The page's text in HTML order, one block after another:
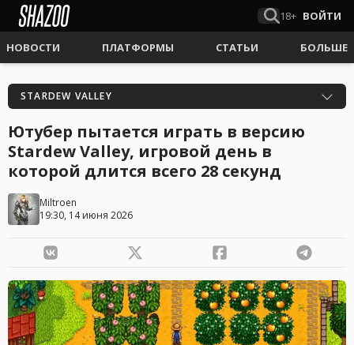
18+ ВОЙТИ
НОВОСТИ ПЛАТФОРМЫ СТАТЬИ БОЛЬШЕ
STARDEW VALLEY
Ютубер пытается играть в версию
Stardew Valley, игровой день в
которой длится всего 28 секунд
Miltroen
19:30, 14 июня 2026